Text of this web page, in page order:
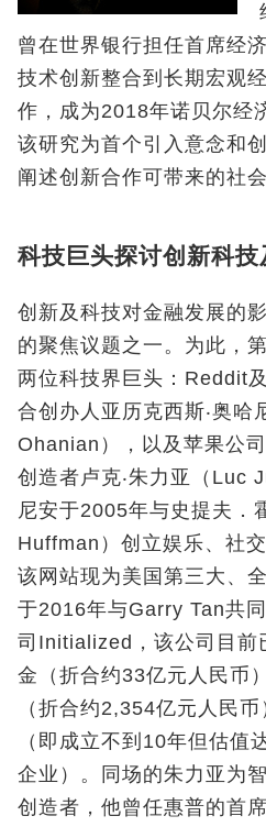
曾在世界银行担任首席经
技术创新整合到长期宏观
作，成为2018年诺贝尔经
该研究为首个引入意念和
阐述创新合作可带来的社会
科技巨头探讨创新科
创新及科技对金融发展的
的聚焦议题之一。为此，
两位科技界巨头：Reddit
合创办人亚历克西斯‧奥哈
Ohanian），以及苹果公
创造者卢克‧朱力亚（Luc
尼安于2005年与史提夫．
Huffman）创立娱乐、社
该网站现为美国第三大、
于2016年与Garry Tan共
司Initialized，该公司目前
金（折合约33亿元人民币
（折合约2,354亿元人民
（即成立不到10年但估值
企业）。同场的朱力亚为
创造者，他曾任惠普的首